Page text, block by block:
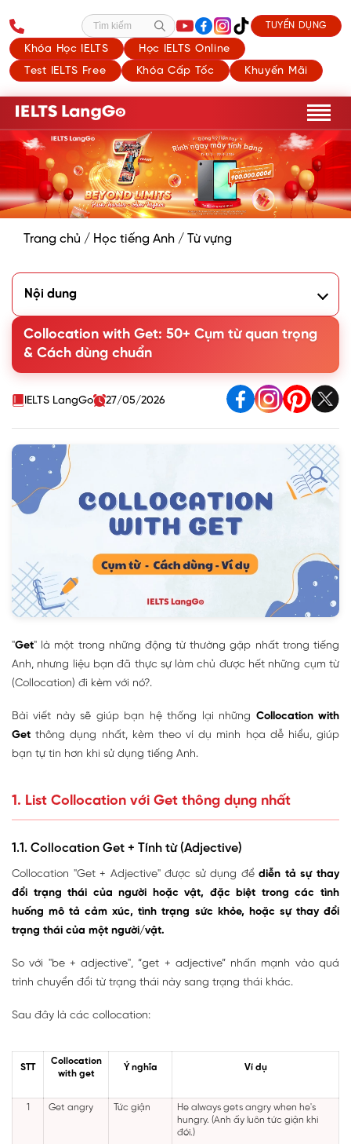
Khóa Học IELTS
Học IELTS Online
Test IELTS Free
Khóa Cấp Tốc Khuyến Mãi
Tìm kiếm TUYỂN DỤNG
Trang chủ / Học tiếng Anh / Từ vựng
Nội dung
1.1. Collocation Get + Tính từ (Adjective)
1.2. Collocation Get + Danh từ (Noun)
1.5. Một số idioms với get thông dụng nhất
2. Bài tập vận dụng Collocation with Get - Có đáp án
Collocation with Get: 50+ Cụm từ quan trọng
& Cách dùng chuẩn
IELTS LangGo 27/05/2026
"Get" là một trong những động từ thường gặp nhất trong tiếng
Anh, nhưng liệu bạn đã thực sự làm chủ được hết những cụm từ
(Collocation) đi kèm với nó?.
Bài viết này sẽ giúp bạn hệ thống lại những Collocation with
Get thông dụng nhất, kèm theo ví dụ minh họa dễ hiểu, giúp
bạn tự tin hơn khi sử dụng tiếng Anh.
1. List Collocation với Get thông dụng nhất
1.1. Collocation Get + Tính từ (Adjective)
Collocation "Get + Adjective" được sử dụng đểdiễn tả sự thay
đổi trạng thái của người hoặc vật, đặc biệt trong các tình
huống mô tả cảm xúc, tình trạng sức khỏe, hoặc sự thay đổi
trạng thái của một người/vật.
So với "be + adjective", “get + adjective” nhấn mạnh vào quá
trình chuyển đổi từ trạng thái này sang trạng thái khác.
Sau đây là các collocation:
STT
Collocation
with get
Ý nghĩa Ví dụ
1 Get angry Tức giận
He always gets angry when he's
hungry. (Anh ấy luôn tức giận khi
đói.)